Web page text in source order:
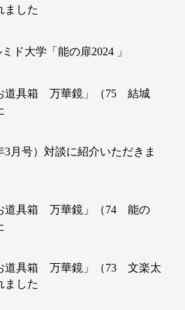
ました
ド大学「能の扉2024 」
道具箱 万華鏡」（75 結城
3月号）対談に紹介いただきま
道具箱 万華鏡」（74 能の
道具箱 万華鏡」（73 文楽太
ました